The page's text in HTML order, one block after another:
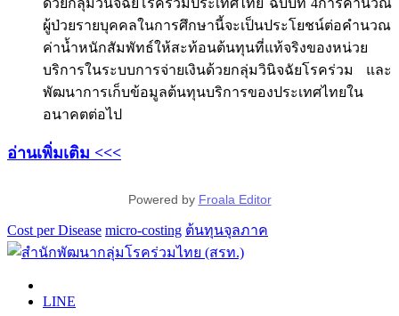
ผู้ป่วยรายบุคคลในการศึกษานี้จะเป็นประโยชน์ต่อคำนวณ
ค่าน้ำหนักสัมพัทธ์ให้สะท้อนต้นทุนที่แท้จริงของหน่วย
บริการในระบบการจ่ายเงินด้วยกลุ่มวินิจฉัยโรคร่วม และ
พัฒนาการเก็บข้อมูลต้นทุนบริการของประเทศไทยใน
อนาคตต่อไป
อ่านเพิ่มเติม <<<
Powered by Froala Editor
Cost per Disease micro-costing ต้นทุนจุลภาค
LINE